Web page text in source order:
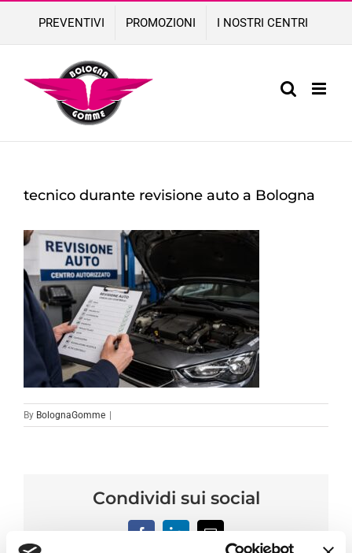
content
PREVENTIVI PROMOZIONI I NOSTRI CENTRI
tecnico durante revisione auto a Bologna
By BolognaGomme
Condividi sui social
FacebookLinkedInEmail